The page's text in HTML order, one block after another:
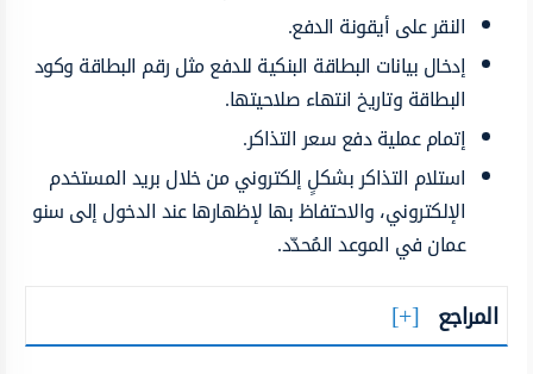
النقر على أيقونة الدفع.
إدخال بيانات البطاقة البنكية للدفع مثل رقم البطاقة وكود
البطاقة وتاريخ انتهاء صلاحيتها.
إتمام عملية دفع سعر التذاكر.
استلام التذاكر بشكلٍ إلكتروني من خلال بريد المستخدم
الإلكتروني، والاحتفاظ بها لإظهارها عند الدخول إلى سنو
عمان في الموعد المُحدّد.
المراجع